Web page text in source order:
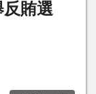
賄選